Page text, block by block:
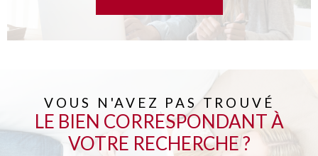
VOUS N'AVEZ PAS TROUVÉ
LE BIEN CORRESPONDANT À
VOTRE RECHERCHE ?